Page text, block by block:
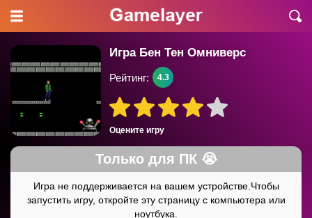
Игра Бен Тен Омниверс
Оцените игру
Рейтинг: 4.3